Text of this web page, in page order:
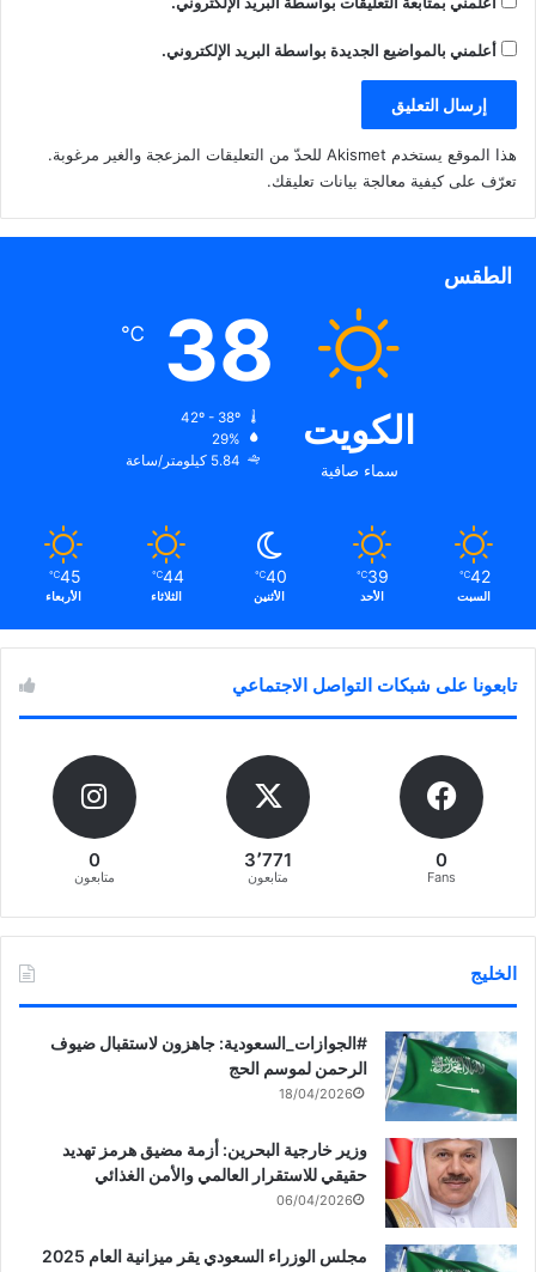
د
أعلمني بالمواضيع الجديدة بواسطة البريد الإلكتروني.
هذا الموقع يستخدم Akismet للحدّ من التعليقات المزعجة والغير مرغوبة.
تعرّف على كيفية معالجة بيانات تعليقك.
الطقس
الكويت
سماء صافية
38
℃
29%
5.84 كيلومتر/ساعة
42
℃
السبت
39
℃
الأحد
40
℃
الأثنين
44
℃
الثلاثاء
45
℃
الأربعاء
تابعونا على شبكات التواصل الاجتماعي
0
Fans
3٬771
متابعون
0
متابعون
الخليج
‏‎#الجوازات_السعودية: جاهزون لاستقبال ضيوف
الرحمن لموسم الحج
18/04/2026
وزير خارجية البحرين: أزمة مضيق هرمز تهديد
حقيقي للاستقرار العالمي والأمن الغذائي
06/04/2026
مجلس الوزراء السعودي يقر ميزانية العام 2025